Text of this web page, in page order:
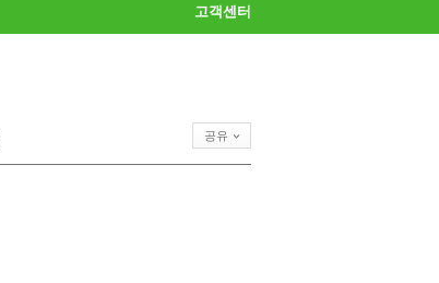
고객센터
공유